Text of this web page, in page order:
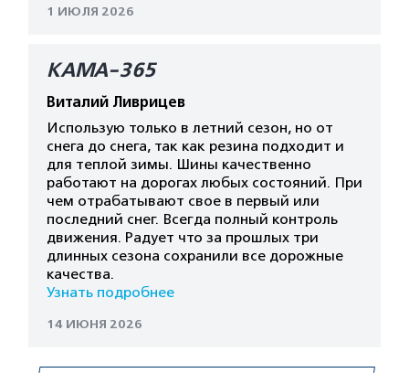
1 ИЮЛЯ 2026
КАМА-365
Виталий Ливрицев
Использую только в летний сезон, но от
снега до снега, так как резина подходит и
для теплой зимы. Шины качественно
работают на дорогах любых состояний. При
чем отрабатывают свое в первый или
последний снег. Всегда полный контроль
движения. Радует что за прошлых три
длинных сезона сохранили все дорожные
качества.
Узнать подробнее
14 ИЮНЯ 2026